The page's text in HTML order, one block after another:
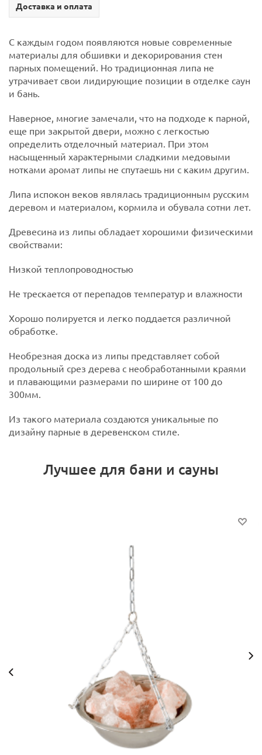
Доставка и оплата
С каждым годом появляются новые современные
материалы для обшивки и декорирования стен
парных помещений. Но традиционная липа не
утрачивает свои лидирующие позиции в отделке саун
и бань.
Наверное, многие замечали, что на подходе к парной,
еще при закрытой двери, можно с легкостью
определить отделочный материал. При этом
насыщенный характерными сладкими медовыми
нотками аромат липы не спутаешь ни с каким другим.
Липа испокон веков являлась традиционным русским
деревом и материалом, кормила и обувала сотни лет.
Древесина из липы обладает хорошими физическими
свойствами:
Низкой теплопроводностью
Не трескается от перепадов температур и влажности
Хорошо полируется и легко поддается различной
обработке.
Необрезная доска из липы представляет собой
продольный срез дерева с необработанными краями
и плавающими размерами по ширине от 100 до
300мм.
Из такого материала создаются уникальные по
дизайну парные в деревенском стиле.
Лучшее для бани и сауны